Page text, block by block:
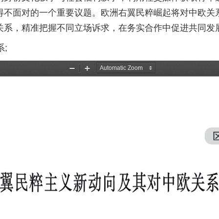
面对的一个重要议题。欧洲右翼民粹崛起将对中欧
，精准把握不同立场诉求，在务实合作中促进共同发
;